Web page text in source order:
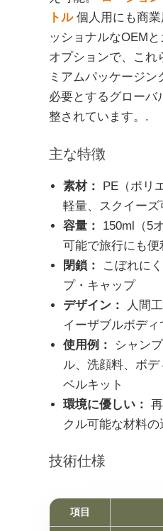
トル 個人用にも商
ッショナルなOEM
オプションで、これ
ミアムパッケージ
必要とするグローバ
整されています。.
主な特徴
素材：
PE（ポリ
軽量、スクイーズ
容量：
150ml（5
可能で旅行にも便
閉鎖：
こぼれに
プ・キャップ
デザイン：
人間
イーザブルボデ
使用例：
シャン
ル、洗顔料、ボ
ベルキット
環境に優しい：
クル可能な材料の
技術仕様
項目